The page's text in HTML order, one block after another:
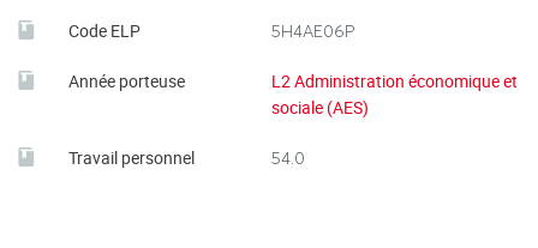
Code ELP 5H4AE06P
Année porteuse
L2 Administration économique et
sociale (AES)
Travail personnel 54.0